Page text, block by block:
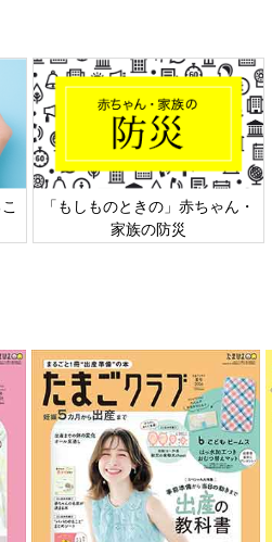
送ったところ、「前例がないか
ルも。そんななかいくつかのホテ
てくれました。
る最愛のお母さんに小野さんがバイ
川さんを新たなパートナーとするこ
たことは大きな苦しみだったと言い
性だった。そのことが「自分のま
入れてもらう」ということをとて
す。
っても“結婚”を考えられ
した。』を読んでいると、同性愛
苦しむことの一因は「世の中にな
だと痛感します。「ないものとさ
本では同性カップルの法律上の結
ょう。同性カップルにも「婚姻と
性パートナーシップ証明制度を施
いますが、これはあくまで「証
は「婚姻届を出すか、出さない
「もしものときの」赤ちゃん・
家族の防災